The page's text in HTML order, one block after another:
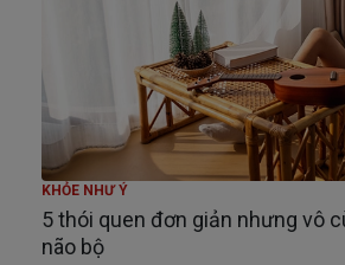
KHỎE NHƯ Ý
5 thói quen đơn giản nhưng vô
não bộ